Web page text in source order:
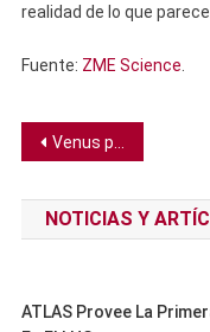
realidad de lo que parece.
Fuente: ZME Science
Navegación
de
entradas
Venus puede tener una litósfera y un flujo de calor como los de la Tierra
NOTICIAS Y
ATLAS Provee La